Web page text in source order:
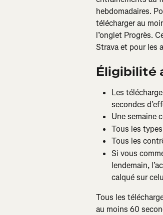
hebdomadaires.
télécharger au
l’onglet Progrès.
Strava et pour les
Éligibilité
Les
secondes
Une semaine
Tous les
Tous les
Si vous
lendemain,
calqué sur
Tous les
au moins 60